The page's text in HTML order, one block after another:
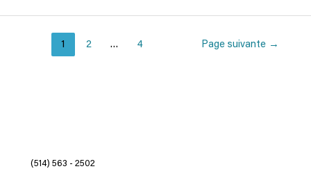
1 2 … 4 Page suivante →
(514) 563 - 2502